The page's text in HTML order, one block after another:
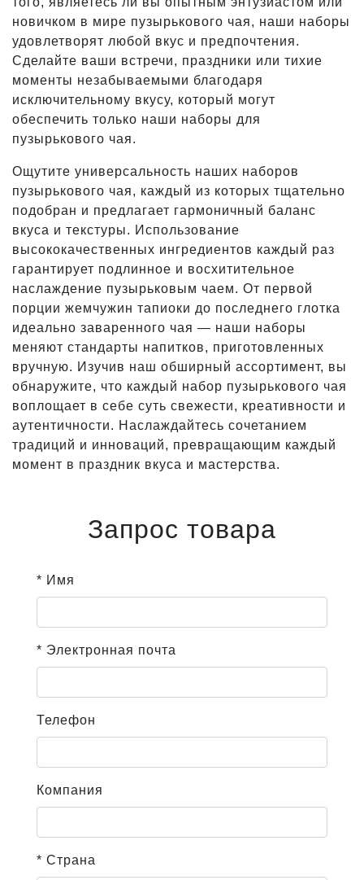
новичком в мире пузырькового чая, наши наборы
удовлетворят любой вкус и предпочтения.
Сделайте ваши встречи, праздники или тихие
моменты незабываемыми благодаря
исключительному вкусу, который могут
обеспечить только наши наборы для
пузырькового чая.
Ощутите универсальность наших наборов
пузырькового чая, каждый из которых тщательно
подобран и предлагает гармоничный баланс
вкуса и текстуры. Использование
высококачественных ингредиентов каждый раз
гарантирует подлинное и восхитительное
наслаждение пузырьковым чаем. От первой
порции жемчужин тапиоки до последнего глотка
идеально заваренного чая — наши наборы
меняют стандарты напитков, приготовленных
вручную. Изучив наш обширный ассортимент, вы
обнаружите, что каждый набор пузырькового чая
воплощает в себе суть свежести, креативности и
аутентичности. Наслаждайтесь сочетанием
традиций и инноваций, превращающим каждый
момент в праздник вкуса и мастерства.
Запрос товара
* Имя
* Электронная почта
Телефон
Компания
* Страна